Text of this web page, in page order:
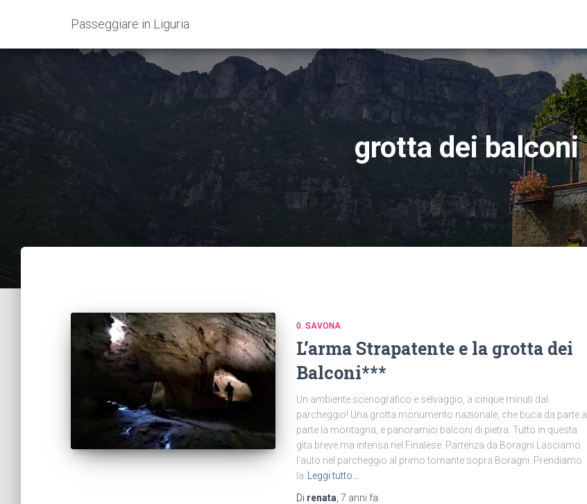
Passeggiare in Liguria
grotta dei balconi
0. SAVONA
L’arma Strapatente e la grotta dei
Balconi***
Un ambiente scenografico e selvaggio, a cinque minuti dal
parcheggio! Una grotta monumento nazionale, che buca da parte a
parte la montagna, e panoramici balconi di pietra. Tutto in questa
gita breve ma intensa nel Finalese. Partenza da Boragni Lasciamo
l’auto nel parcheggio al primo tornante sopra Boragni. Prendiamo
la
Leggi tutto…
Di renata 7 anni fa